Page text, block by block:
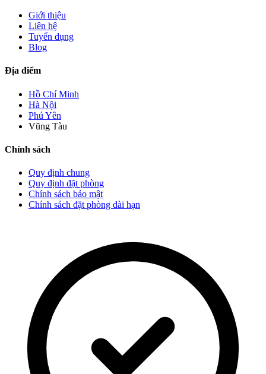
Giới thiệu
Liên hệ
Tuyển dụng
Blog
Địa điểm
Hồ Chí Minh
Hà Nội
Phú Yên
Vũng Tàu
Chính sách
Quy định chung
Quy định đặt phòng
Chính sách bảo mật
Chính sách đặt phòng dài hạn